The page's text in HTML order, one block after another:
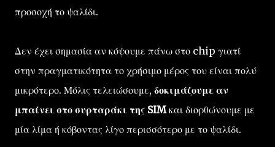
προσοχή το ψαλίδι.
Δεν έχει σημασία αν κόψουμε πάνω στο chip γιατί
στην πραγματικότητα το χρήσιμο μέρος του είναι πολύ
μικρότερο. Μόλις τελειώσουμε, δοκιμάζουμε αν
μπαίνει στο συρταράκι της SIMκαι διορθώνουμε με
μία λίμα ή κόβοντας λίγο περισσότερο με το ψαλίδι.